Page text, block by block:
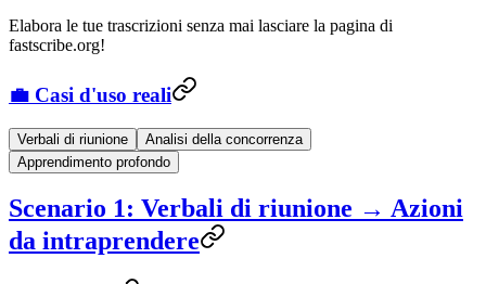
Elabora le tue trascrizioni senza mai lasciare la pagina di
fastscribe.org!
💼 Casi d'uso reali
Verbali di riunione
Analisi della concorrenza
Apprendimento profondo
Scenario 1: Verbali di riunione → Azioni
da intraprendere